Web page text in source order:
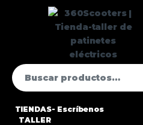
TIENDAS-
TALLER
Escríbenos